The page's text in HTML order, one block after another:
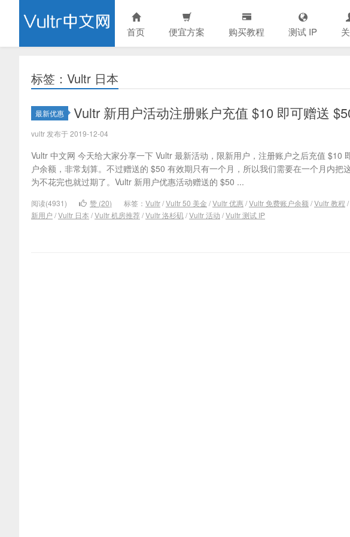
首页 便宜方案 购买教程 测试 IP
标签：Vultr 日本
最新优惠 Vultr 新用户活动注册账户充值 $10 即可赠送
vultr 发布于 2019-12-04
Vultr 中文网 今天给大家分享一下 Vultr 最新活动，限新用户，注册账户之后充值 $10
户余额，非常划算。不过赠送的 $50 有效期只有一个月，所以我们需要在一个月内把
为不花完也就过期了。Vultr 新用户优惠活动赠送的 $50 ...
阅读(4931) 赞 (20) 标签： Vultr/Vultr 50 美金 /Vultr 优惠/Vultr 免费账户余额 /Vultr 教程 /
新用户 /Vultr 日本 /Vultr 机房推荐/Vultr 洛杉矶/Vultr 活动 /Vultr 测试 IP